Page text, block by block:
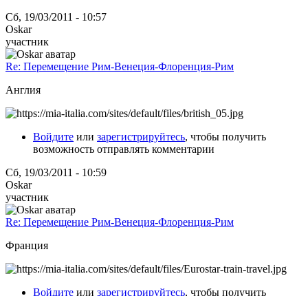
Сб, 19/03/2011 - 10:57
Oskar
участник
Re: Перемещение Рим-Венеция-Флоренция-Рим
Англия
Войдите или зарегистрируйтесь, чтобы получить
возможность отправлять комментарии
Сб, 19/03/2011 - 10:59
Oskar
участник
Re: Перемещение Рим-Венеция-Флоренция-Рим
Франция
Войдите или зарегистрируйтесь, чтобы получить